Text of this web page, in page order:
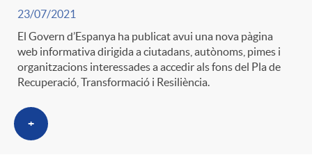
r
i
a
s
23/07/2021
El Govern d’Espanya ha publicat avui una nova pàgina
web informativa dirigida a ciutadans, autònoms, pimes i
organitzacions interessades a accedir als fons del Pla de
Recuperació, Transformació i Resiliència.
+